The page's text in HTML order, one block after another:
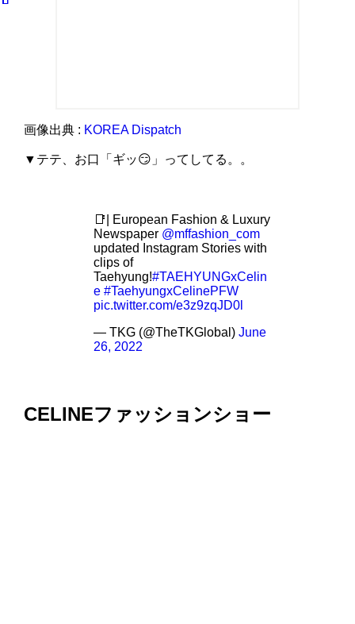
画像出典 : KOREA Dispatch
▼テテ、お口「ギッ😏」ってしてる。。
📑| European Fashion & Luxury
Newspaper @mffashion_com
updated Instagram Stories with
clips of
Taehyung!#TAEHYUNGxCelin
e #TaehyungxCelinePFW
pic.twitter.com/e3z9zqJD0l
— TKG (@TheTKGlobal)June
26, 2022
CELINEファッションショー